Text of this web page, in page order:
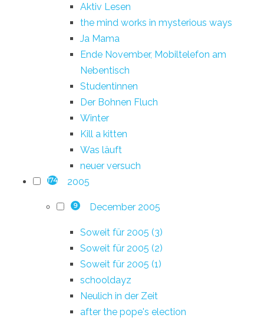
Aktiv Lesen
the mind works in mysterious ways
Ja Mama
Ende November, Mobiltelefon am
Nebentisch
Studentinnen
Der Bohnen Fluch
Winter
Kill a kitten
Was läuft
neuer versuch
174 2005
9 December 2005
Soweit für 2005 (3)
Soweit für 2005 (2)
Soweit für 2005 (1)
schooldayz
Neulich in der Zeit
after the pope's election